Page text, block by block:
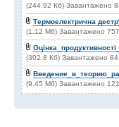
(244.92 Кб) Завантажено
Термоелектрична
(1.12 Мб) Завантажено 757
(302.8 Кб) Завантажено
(9.45 Мб) Завантажено